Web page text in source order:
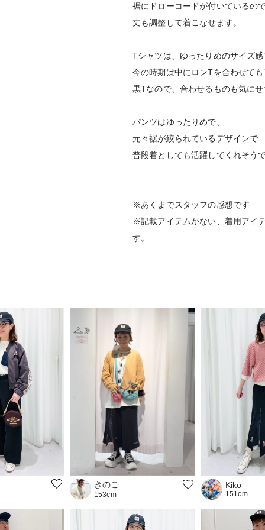
裾にドローコードが付いているの
丈も調整して着こなせます。
Tシャツは、ゆったりめのサイズ
今の時期は中にロンTを合わせて
黒Tなので、合わせるものも気に
パンツはゆったりめで、
元々裾が絞られているデザインで
普段着としても活躍してくれそう
※あくまでスタッフの感想です
※記載アイテムがない、着用アイ
す。
きのこ
153cm
Kiko
151cm